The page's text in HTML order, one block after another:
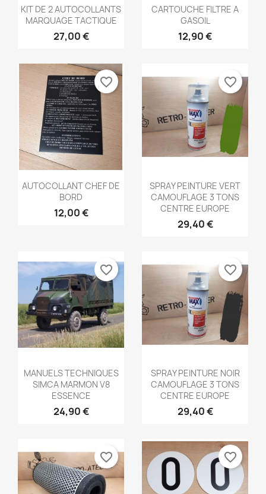
Aperçu rapide
KIT DE 2 AUTOCOLLANTS
MARQUAGE TACTIQUE
27,00 €
Aperçu rapide
CARTOUCHE FILTRE A
GASOIL
12,90 €
Aperçu rapide
AUTOCOLLANT CHEF DE
BORD
12,00 €
favorite_border
Aperçu rapide
SPRAY PEINTURE VERT
CAMOUFLAGE 3 TONS
CENTRE EUROPE
29,40 €
favorite_border
 Aperçu rapide
MANUELS TECHNIQUES
SIMCA MARMON V8
ESSENCE
24,90 €
favorite_border
Aperçu rapide
SPRAY PEINTURE NOIR
CAMOUFLAGE 3 TONS
CENTRE EUROPE
29,40 €
favorite_border
favorite_border favorite_border